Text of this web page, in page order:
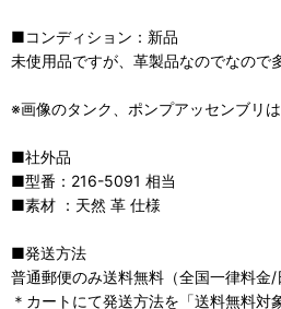
■コンディション：新品
未使用品ですが、革製品なのでなので
※画像のタンク、ポンプアッセンブリは
■社外品
■型番：216-5091 相当
■素材 ：天然 革 仕様
■発送方法
普通郵便のみ送料無料（全国一律料金
＊カートにて発送方法を「送料無料対